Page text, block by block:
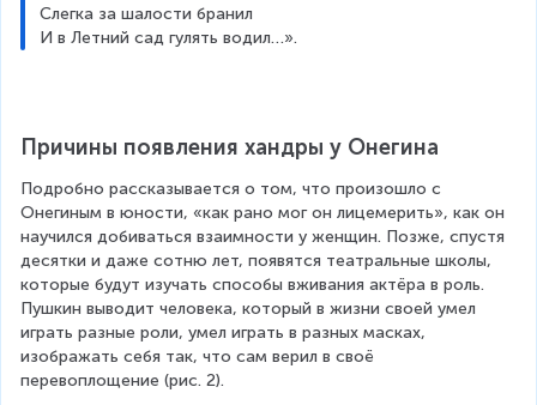
Слегка за шалости бранил
И в Летний сад гулять водил…».
Причины появления хандры у Онегина
Подробно рассказывается о том, что произошло с
Онегиным в юности, «как рано мог он лицемерить», как он
научился добиваться взаимности у женщин. Позже, спустя
десятки и даже сотню лет, появятся театральные школы,
которые будут изучать способы вживания актёра в роль.
Пушкин выводит человека, который в жизни своей умел
играть разные роли, умел играть в разных масках,
изображать себя так, что сам верил в своё
перевоплощение (рис. 2).